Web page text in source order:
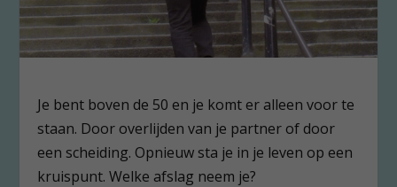
Je bent boven de 50 en je komt er alleen voor te
staan. Door overlijden van je partner of door
een scheiding. Opnieuw sta je in je leven op een
kruispunt. Welke afslag neem je?